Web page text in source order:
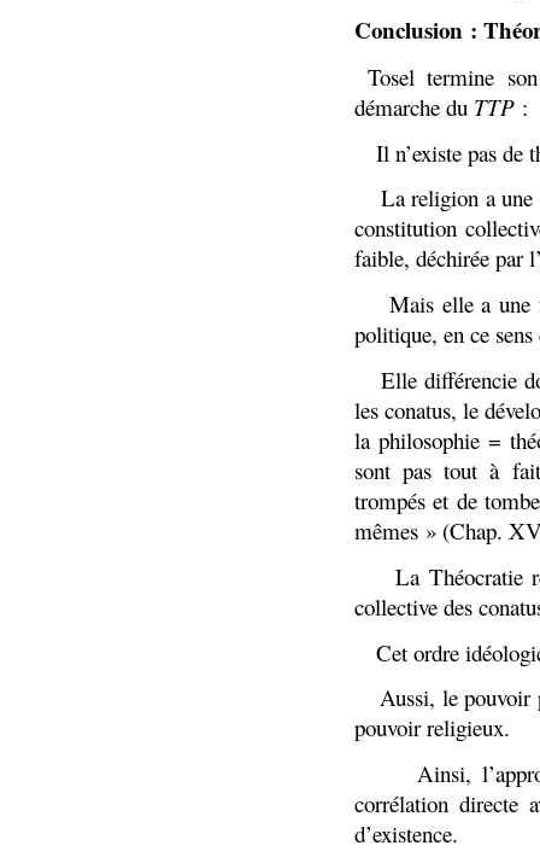
Conclusion :
Tosel termine
démarche du TTP:
Il n’existe pas de
La religion a
constitution
faible, déchirée par
Mais elle a une
politique, en ce
Elle différencie
les conatus, le
la philosophie =
sont pas tout à
trompés et de
mêmes » (Chap.
La Théocratie
collective des
Cet ordre
Aussi, le pouvoir
pouvoir religieux.
Ainsi,
corrélation directe
d’existence.